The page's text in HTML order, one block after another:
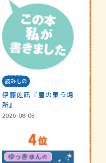
読みもの
伊藤佐凪『星の集う場
所』
2026-08-05